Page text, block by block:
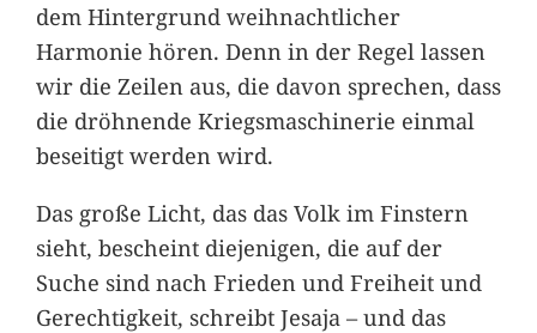
dem Hintergrund weihnachtlicher
Harmonie hören. Denn in der Regel lassen
wir die Zeilen aus, die davon sprechen, dass
die dröhnende Kriegsmaschinerie einmal
beseitigt werden wird.
Das große Licht, das das Volk im Finstern
sieht, bescheint diejenigen, die auf der
Suche sind nach Frieden und Freiheit und
Gerechtigkeit, schreibt Jesaja – und das